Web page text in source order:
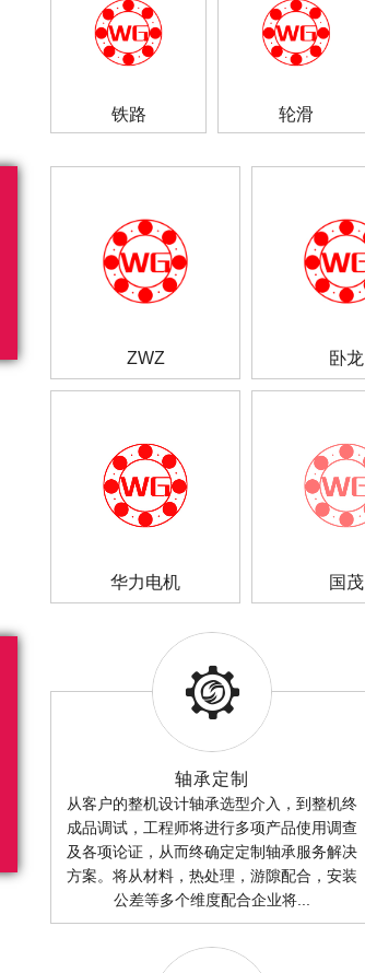
铁路 轮滑
ZWZ 卧龙
华力电机 国茂


轴承定制
从客户的整机设计轴承选型介入，到整机终
成品调试，工程师将进行多项产品使用调查
及各项论证，从而终确定定制轴承服务解决
方案。将从材料，热处理，游隙配合，安装
公差等多个维度配合企业将...